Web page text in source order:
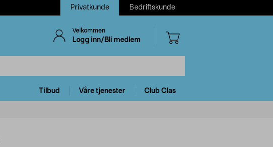
Privatkunde Bedriftskunde
Velkommen
Logg inn/Bli medlem
Tilbud Våre tjenester Club Clas